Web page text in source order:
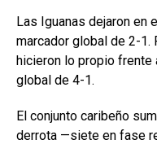
Las Iguanas dejaron en
marcador global de 2-1.
hicieron lo propio frente
global de 4-1.
El conjunto caribeño
derrota —siete en fase